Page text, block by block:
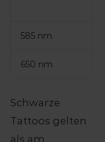
585 nm
650 nm
Schwarze
Tattoos gelten
als am